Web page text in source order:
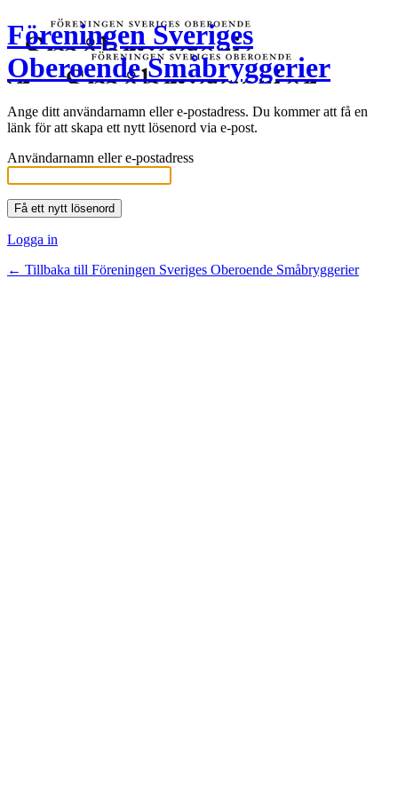
Föreningen Sveriges
Oberoende Småbryggerier
Ange ditt användarnamn eller e-postadress. Du kommer att få en
länk för att skapa ett nytt lösenord via e-post.
Användarnamn eller e-postadress
Logga in
← Tillbaka till Föreningen Sveriges Oberoende Småbryggerier